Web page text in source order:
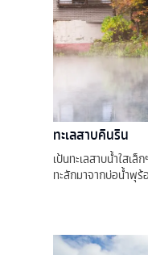
ทะเลสาบคินริน
เป้นทะเลสาบน้ำใสเ
ทะลักมาจากบ่อน้ำพุร้